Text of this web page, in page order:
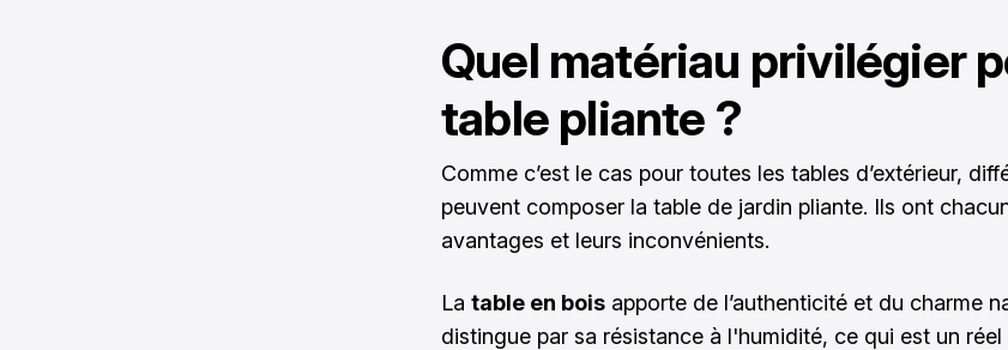
Quel matériau privilégier
table pliante ?
Comme c’est le cas pour toutes les tables d’extérieur,
peuvent composer la table de jardin pliante. Ils ont
avantages et leurs inconvénients.
La table en bois apporte de l’authenticité et du charme
distingue par sa résistance à l'humidité, ce qui est un